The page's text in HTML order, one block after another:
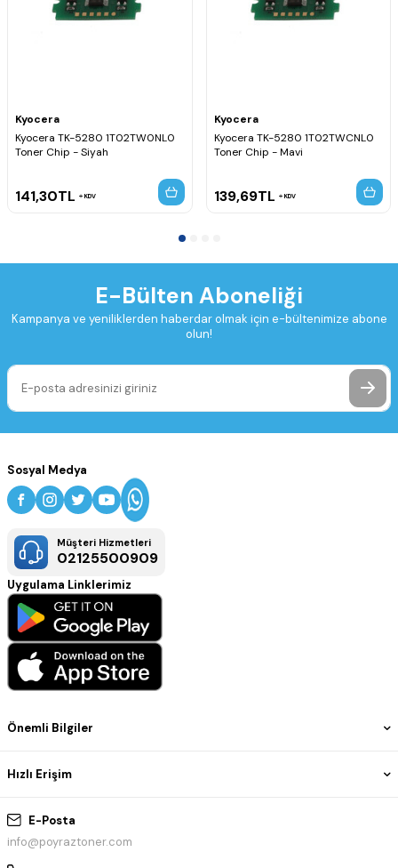
Kyocera
Kyocera TK-5280 1T02TW0NL0
Toner Chip - Siyah
141,30TL KDV
Kyocera
Kyocera TK-5280 1T02TWCNL0
Toner Chip - Mavi
139,69TL KDV
E-Bülten Aboneliği
Kampanya ve yeniliklerden haberdar olmak için e-bültenimize abone
olun!
E-Posta
info@poyraztoner.com
Önemli Bilgiler
Hızlı Erişim
Sosyal Medya
Müşteri Hizmetleri
02125500909
Uygulama Linklerimiz